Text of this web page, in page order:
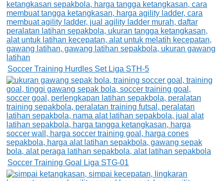
Soccer Training Hurdles Set Liga STH-5
Soccer Training Goal Liga STG-01